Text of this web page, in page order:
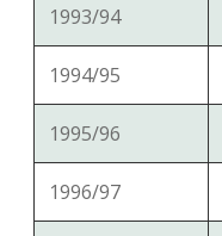
1993/94
1994/95
1995/96
1996/97